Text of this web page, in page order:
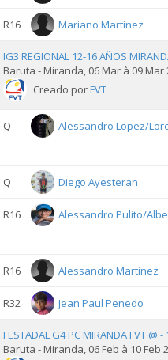
R16 Mariano Martínez
IG3 REGIONAL 12-16 AÑOS
Baruta - Miranda, 06 Mar à 09 Mar
Creado porFVT
Q
Alessandro Lopez/
Q Diego Ayesteran
R16
Alessandro Pulito/
R16 Alessandro Martinez
R32 Jean Paul Penedo
I ESTADAL G4 PC MIRANDA FVT @ -
Baruta - Miranda, 06 Feb à 10 Feb